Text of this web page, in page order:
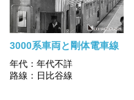
3000系車両と剛体電車線
年代：年代不詳
路線：日比谷線